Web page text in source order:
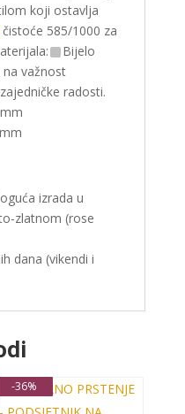
koji ostavlja
čistoće 585/1000 za
Bijelo
na važnost
radosti.
izrada u
zlatnom (rose
dana (vikendi i
-36%